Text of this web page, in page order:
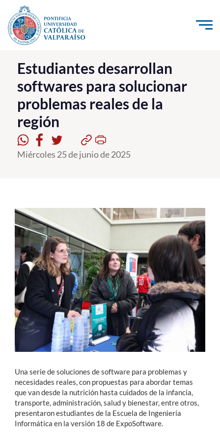
Click acá para ir directamente al contenido
La Universidad
Investigación, Creación e Innovación
PUCV Internacional
Vinculación con el Medio
Admisión
Formación Continua
Estudiantes
Académicos
Funcionarios
Alumni
Estudiantes desarrollan
softwares para solucionar
problemas reales de la
región
Miércoles 25 de junio de 2025
Una serie de soluciones de software para problemas y
necesidades reales, con propuestas para abordar temas
que van desde la nutrición hasta cuidados de la infancia,
transporte, administración, salud y bienestar, entre otros,
presentaron estudiantes de la Escuela de Ingeniería
Informática en la versión 18 de ExpoSoftware.